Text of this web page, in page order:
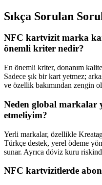
Sıkça Sorulan
NFC kartvizit marka
önemli kriter nedir?
En önemli kriter, donanım
Sadece şık bir kart yetmez;
ve özellik bakımından zengin
Neden global markalar
etmeliyim?
Yerli markalar, özellikle
Türkçe destek, yerel ödeme
sunar. Ayrıca döviz kuru
NFC kartvizitlerde